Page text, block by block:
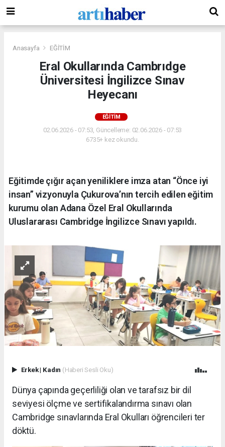
Anasayfa EĞİTİM
Eral Okullarında Cambrıdge
Üniversitesi İngilizce Sınav
Heyecanı
EĞİTİM
02.06.2026 - 07:53, Güncelleme: 02.06.2026 - 07:53
6735+ kez okundu.
Eğitimde çığır açan yeniliklere imza atan “Önce iyi
insan” vizyonuyla Çukurova’nın tercih edilen eğitim
kurumu olan Adana Özel Eral Okullarında
Uluslararası Cambridge İngilizce Sınavı yapıldı.
Erkek| Kadın (Haberi Sesli Oku)
Dünya çapında geçerliliği olan ve tarafsız bir dil
seviyesi ölçme ve sertifikalandırma sınavı olan
Cambridge sınavlarında Eral Okulları öğrencileri ter
döktü.